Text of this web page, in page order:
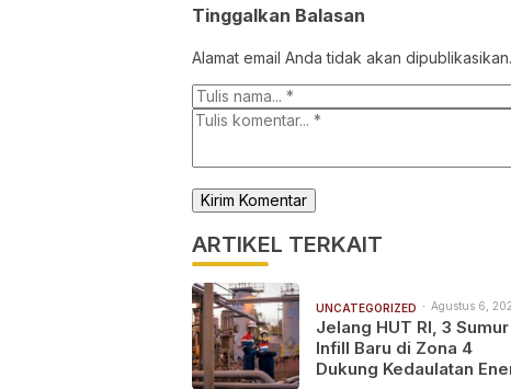
Tinggalkan Balasan
Alamat email Anda tidak akan dipublikasikan.
ARTIKEL TERKAIT
UNCATEGORIZED
Agustus 6,
14:54
Jelang HUT RI, 3 Sumur
Infill Baru di Zona 4
Dukung Kedaulatan